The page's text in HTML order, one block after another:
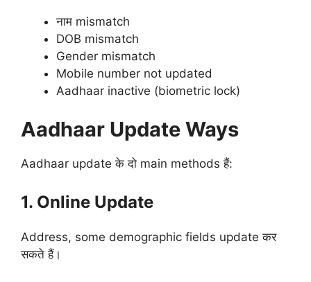
नाम mismatch
DOB mismatch
Gender mismatch
Mobile number not updated
Aadhaar inactive (biometric lock)
Aadhaar Update Ways
Aadhaar update के दो main methods हैं:
1. Online Update
Address, some demographic fields update कर
सकते हैं।